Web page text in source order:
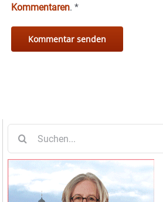
Kommentaren. *
nach: